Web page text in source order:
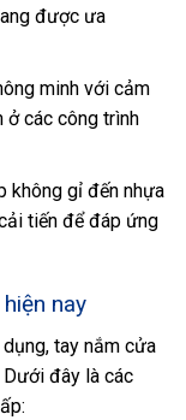
được ưa
minh với cảm
ở các công trình
không gỉ đến nhựa
tiến để đáp ứng
nay
tay nắm cửa
Dưới đây là các